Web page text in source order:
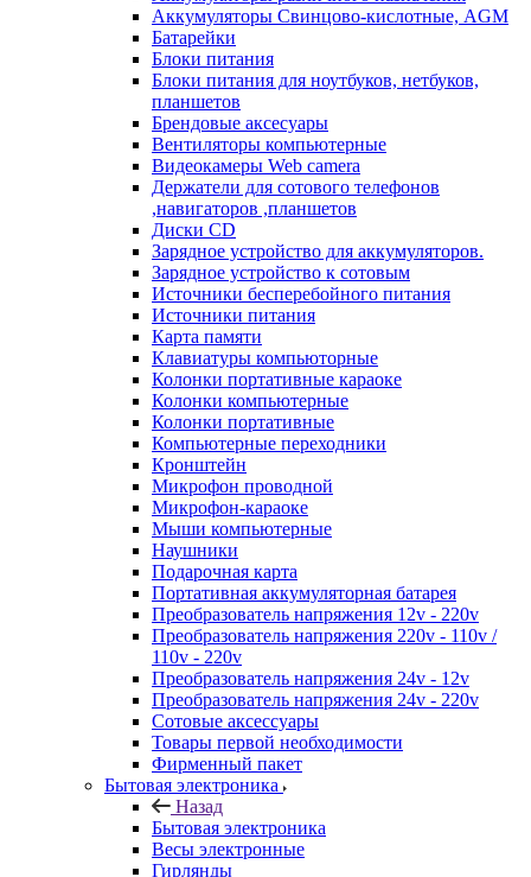
Аккумуляторы Свинцово-кислотные, AGM
Батарейки
Блоки питания
Блоки питания для ноутбуков, нетбуков,
планшетов
Брендовые аксесуары
Вентиляторы компьютерные
Видеокамеры Web camera
Держатели для сотового телефонов
,навигаторов ,планшетов
Диски CD
Зарядное устройство для аккумуляторов.
Зарядное устройство к сотовым
Источники бесперебойного питания
Источники питания
Карта памяти
Клавиатуры компьюторные
Колонки портативные караоке
Колонки компьютерные
Колонки портативные
Компьютерные переходники
Кронштейн
Микрофон проводной
Микрофон-караоке
Мыши компьютерные
Наушники
Подарочная карта
Портативная аккумуляторная батарея
Преобразователь напряжения 12v - 220v
Преобразователь напряжения 220v - 110v /
110v - 220v
Преобразователь напряжения 24v - 12v
Преобразователь напряжения 24v - 220v
Сотовые аксессуары
Товары первой необходимости
Фирменный пакет
Бытовая электроника
Назад
Бытовая электроника
Весы электронные
Гирлянды